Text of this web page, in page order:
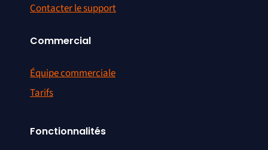
Contacter le support
Commercial
Équipe commerciale
Tarifs
Fonctionnalités